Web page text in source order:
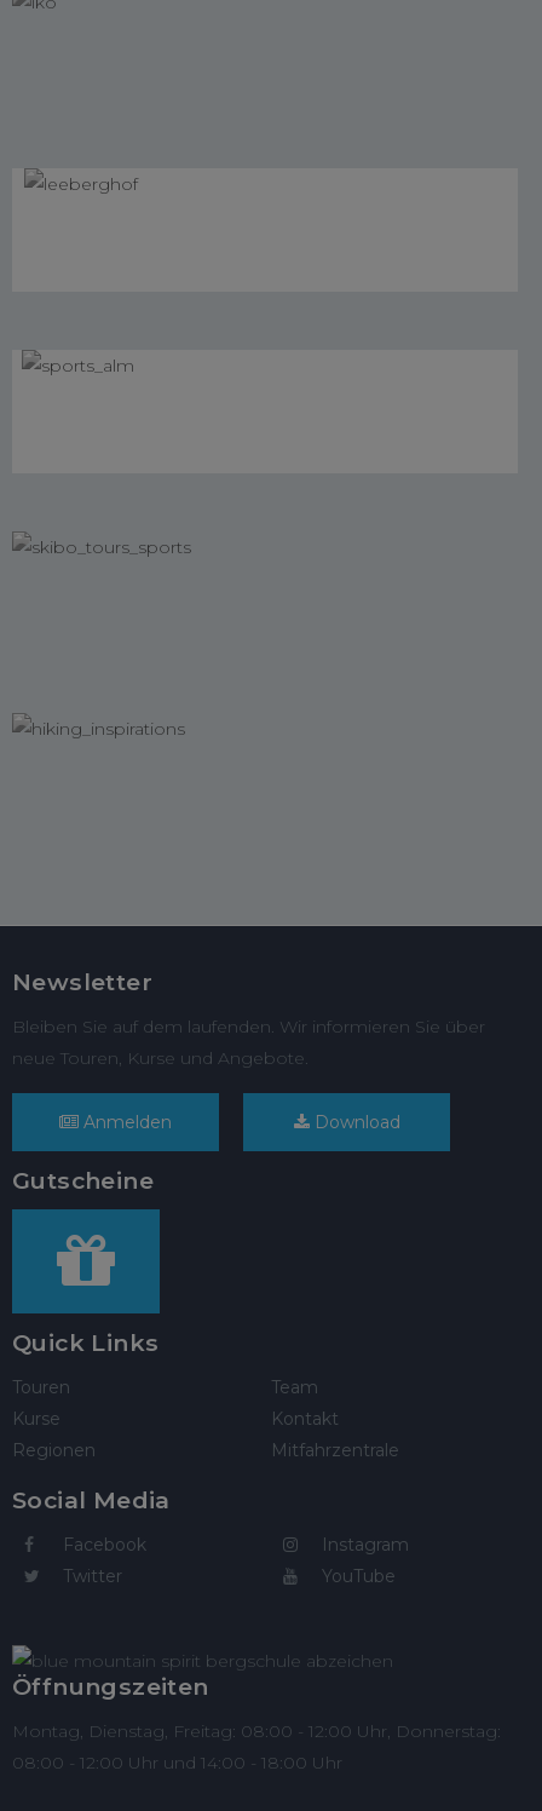
Newsletter
Bleiben Sie auf dem laufenden. Wir informieren Sie über
neue Touren, Kurse und Angebote.
Anmelden Download
Gutscheine
Quick Links
Touren
Kurse
Regionen
Team
Kontakt
Mitfahrzentrale
Social Media
Facebook
Twitter
Instagram
YouTube
Öffnungszeiten
Montag, Dienstag, Freitag: 08:00 - 12:00 Uhr, Donnerstag:
08:00 - 12:00 Uhr und 14:00 - 18:00 Uhr